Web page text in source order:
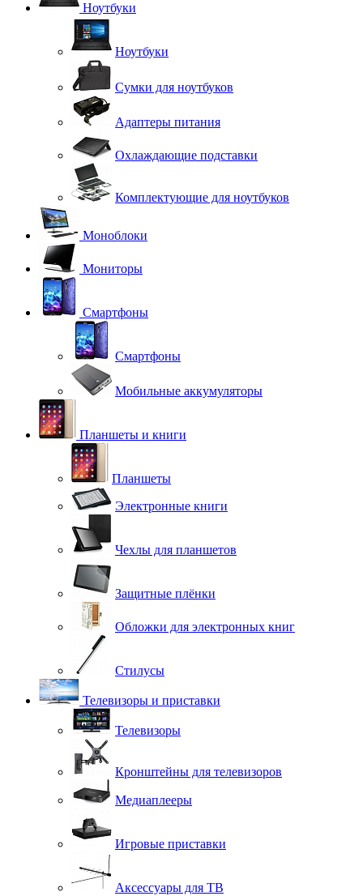
Ноутбуки
Ноутбуки
Сумки для ноутбуков
Адаптеры питания
Охлаждающие подставки
Комплектующие для ноутбуков
Моноблоки
Мониторы
Смартфоны
Смартфоны
Мобильные аккумуляторы
Планшеты и книги
Планшеты
Электронные книги
Чехлы для планшетов
Защитные плёнки
Обложки для электронных книг
Стилусы
Телевизоры и приставки
Телевизоры
Кронштейны для телевизоров
Медиаплееры
Игровые приставки
Аксессуары для ТВ